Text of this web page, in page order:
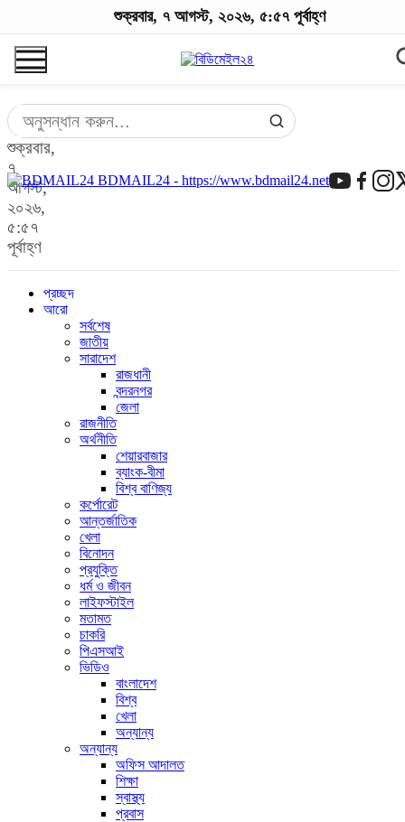
শুক্রবার,
৭
আগস্ট,
২০২৬,
৫:৫৭
পূর্বাহ্ণ
BDMAIL24 - https://www.bdmail24.net
প্রচ্ছদ
আরো
সর্বশেষ
জাতীয়
সারাদেশ
রাজধানী
বন্দরনগর
জেলা
রাজনীতি
অর্থনীতি
শেয়ারবাজার
ব্যাংক-বীমা
বিশ্ব বাণিজ্য
কর্পোরেট
আন্তর্জাতিক
খেলা
বিনোদন
প্রযুক্তি
ধর্ম ও জীবন
লাইফস্টাইল
মতামত
চাকরি
পিএসআই
ভিডিও
বাংলাদেশ
বিশ্ব
খেলা
অন্যান্য
অন্যান্য
অফিস আদালত
শিক্ষা
স্বাস্থ্য
প্রবাস
শুক্রবার, ৭ আগস্ট, ২০২৬, ৫:৫৭ পূর্বাহ্ণ